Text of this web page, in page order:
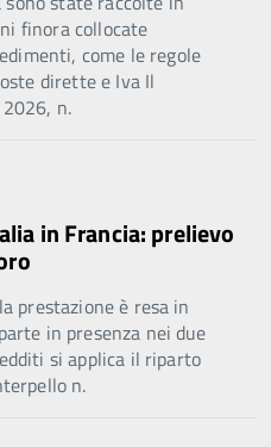
finora collocate
come le regole
dirette e Iva Il
n.
in Francia: prelievo
prestazione è resa in
in presenza nei due
si applica il riparto
n.